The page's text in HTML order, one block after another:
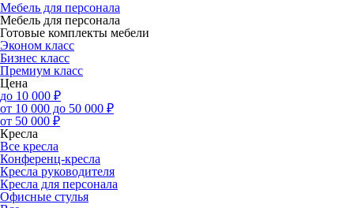
Мебель для персонала
Мебель для персонала
Готовые комплекты мебели
Эконом класс
Бизнес класс
Премиум класс
Цена
до 10 000 ₽
от 10 000 до 50 000 ₽
от 50 000 ₽
Кресла
Все кресла
Конференц-кресла
Кресла руководителя
Кресла для персонала
Офисные стулья